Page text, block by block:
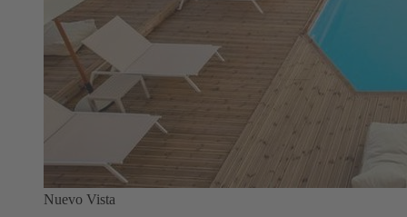
Nuevo Vista